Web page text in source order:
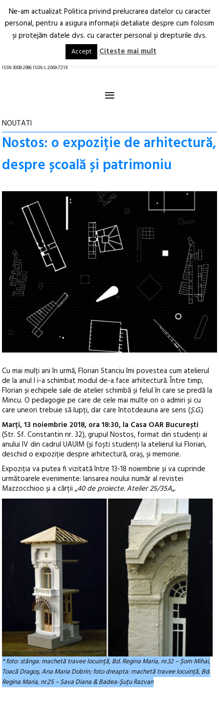
Arhitectură.
Oraș.
RO EN
ISSN 3008-2986 ISSN-L 2069-721X
≡
NOUTATI
Nostos: o expoziție de arhitectură,
despre școală și patrimoniu
Cu mai mulți ani în urmă, Florian Stanciu îmi povestea cum atelierul
de la anul I i-a schimbat modul de-a face arhitectură. Între timp,
Florian și echipele sale de atelier schimbă și felul în care se predă la
Mincu. O pedagogie pe care de cele mai multe ori o admiri și cu
care uneori trebuie să lupți, dar care întotdeauna are sens (Ș.G.)
Marți, 13 noiembrie 2018, ora 18:30, la Casa OAR București
(Str. Sf. Constantin nr. 32), grupul Nostos, format din studenți ai
anului IV din cadrul UAUIM (și foști studenți la atelierul lui Florian,
deschid o expoziție despre arhitectură, oraș, și memorie.
Expoziția va putea fi vizitată între 13-18 noiembrie și va cuprinde
următoarele evenimente: lansarea noului număr al revistei
Mazzocchioo și a cărții „40 de proiecte. Atelier 25/35A„.
* foto: stânga: machetă travee locuință, Bd. Regina Maria, nr.32 – Șom Mihai,
Toacă Dragoș, Ana Maria Dobrin; foto dreapta: machetă travee locuință, Bd.
Regina Maria, nr.25 – Sava Diana & Badea-Șuțu Razvan
Ne-am actualizat Politica privind prelucrarea datelor cu caracter
personal, pentru a asigura informaţii detaliate despre cum folosim
şi protejăm datele dvs. cu caracter personal şi drepturile dvs.
Accept Citeste mai mult